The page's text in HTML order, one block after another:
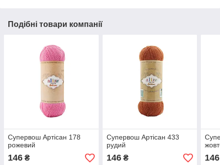
Подібні товари компанії
Супервош Артісан 178
рожевий
146 ₴
Супервош Артісан 433
рудий
146₴ 146